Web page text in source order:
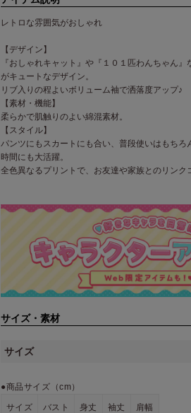
レトロな雰囲気がおしゃれ
【デザイン】
『おしゃれキャット』や『１０１匹わんちゃん
がキュートなデザイン。
リブ入りの程よいボリューム袖で洒落度アップ♪
【素材・機能】
柔らかで肌触りのよい綿混素材。
【スタイル】
パンツにもスカートにも合い、普段使いはもちろ
時間にも大活躍。
全色異なるプリントで、お友達や家族とのリン
サイズ・素材
サイズ
●商品サイズ（cm）
サイズ バスト 身丈 袖丈 肩幅